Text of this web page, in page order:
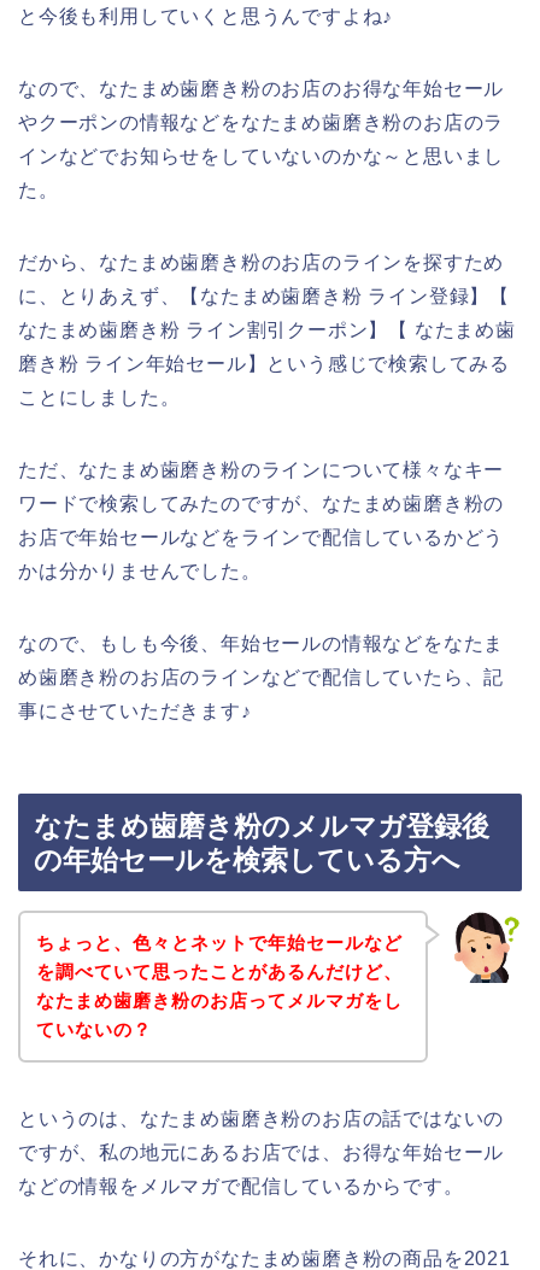
と今後も利用していくと思うんですよね♪
なので、なたまめ歯磨き粉のお店のお得な年始セール
やクーポンの情報などをなたまめ歯磨き粉のお店のラ
インなどでお知らせをしていないのかな～と思いまし
た。
だから、なたまめ歯磨き粉のお店のラインを探すため
に、とりあえず、【なたまめ歯磨き粉 ライン登録】【
なたまめ歯磨き粉 ライン割引クーポン】【 なたまめ歯
磨き粉 ライン年始セール】という感じで検索してみる
ことにしました。
ただ、なたまめ歯磨き粉のラインについて様々なキー
ワードで検索してみたのですが、なたまめ歯磨き粉の
お店で年始セールなどをラインで配信しているかどう
かは分かりませんでした。
なので、もしも今後、年始セールの情報などをなたま
め歯磨き粉のお店のラインなどで配信していたら、記
事にさせていただきます♪
なたまめ歯磨き粉のメルマガ登録後
の年始セールを検索している方へ
ちょっと、色々とネットで年始セールなど
を調べていて思ったことがあるんだけど、
なたまめ歯磨き粉のお店ってメルマガをし
ていないの？
というのは、なたまめ歯磨き粉のお店の話ではないの
ですが、私の地元にあるお店では、お得な年始セール
などの情報をメルマガで配信しているからです。
それに、かなりの方がなたまめ歯磨き粉の商品を2021